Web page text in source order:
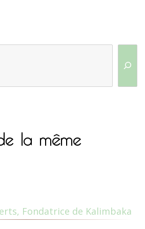
la même
Fondatrice de Kalimbaka